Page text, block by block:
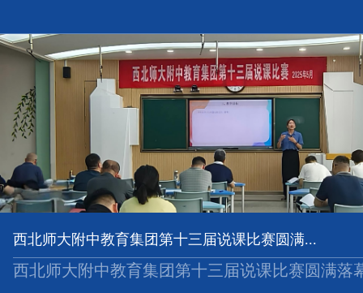
西北师大附中教育集团第十三届说课比赛圆满...
西北师大附中教育集团第十三届说课比赛圆满落